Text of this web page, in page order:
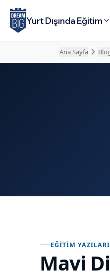
Ana içeriğe atla
Yurt Dışında Eğitim
Ana Sayfa
EĞITIM YAZILARI
Mavi